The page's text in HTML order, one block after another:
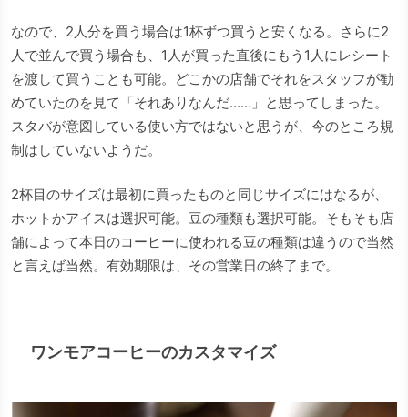
なので、2人分を買う場合は1杯ずつ買うと安くなる。さらに2
人で並んで買う場合も、1人が買った直後にもう1人にレシート
を渡して買うことも可能。どこかの店舗でそれをスタッフが勧
めていたのを見て「それありなんだ……」と思ってしまった。
スタバが意図している使い方ではないと思うが、今のところ規
制はしていないようだ。
2杯目のサイズは最初に買ったものと同じサイズにはなるが、
ホットかアイスは選択可能。豆の種類も選択可能。そもそも店
舗によって本日のコーヒーに使われる豆の種類は違うので当然
と言えば当然。有効期限は、その営業日の終了まで。
ワンモアコーヒーのカスタマイズ